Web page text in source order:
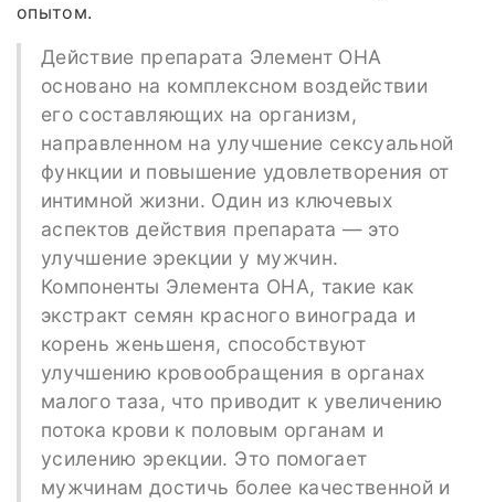
опытом.
Действие препарата Элемент ОНА
основано на комплексном воздействии
его составляющих на организм,
направленном на улучшение сексуальной
функции и повышение удовлетворения от
интимной жизни. Один из ключевых
аспектов действия препарата — это
улучшение эрекции у мужчин.
Компоненты Элемента ОНА, такие как
экстракт семян красного винограда и
корень женьшеня, способствуют
улучшению кровообращения в органах
малого таза, что приводит к увеличению
потока крови к половым органам и
усилению эрекции. Это помогает
мужчинам достичь более качественной и